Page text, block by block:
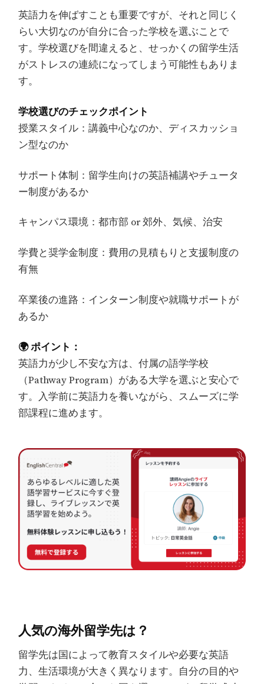
英語力を伸ばすことも重要ですが、それと同じく
らい大切なのが自分に合った学校を選ぶことで
す。学校選びを間違えると、せっかくの留学生活
がストレスの連続になってしまう可能性もありま
す。
学校選びのチェックポイント
授業スタイル：講義中心なのか、ディスカッショ
ン型なのか
サポート体制：留学生向けの英語補講やチュータ
ー制度があるか
キャンパス環境：都市部 or 郊外、気候、治安
学費と奨学金制度：費用の見積もりと支援制度の
有無
卒業後の進路：インターン制度や就職サポートが
あるか
🌍 ポイント：
英語力が少し不安な方は、付属の語学学校
（Pathway Program）がある大学を選ぶと安心で
す。入学前に英語力を養いながら、スムーズに学
部課程に進めます。
人気の海外留学先は？
留学先は国によって教育スタイルや必要な英語
力、生活環境が大きく異なります。自分の目的や